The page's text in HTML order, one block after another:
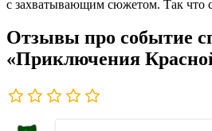
с захватывающим сюжетом. Так что
Отзывы про событие
«Приключения